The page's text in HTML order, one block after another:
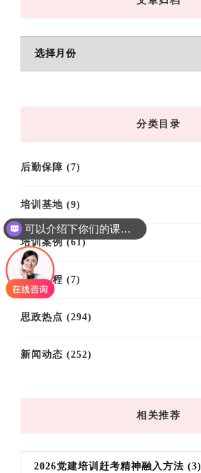
章
分类目录
后勤保障 (7)
培训基地 (9)
培训案例(61)
培训课程 (7)
思政热点 (294)
新闻动态 (252)
相关推荐
2026党建培训赶考精神融入方法 (3)
你们是怎么收费的呢